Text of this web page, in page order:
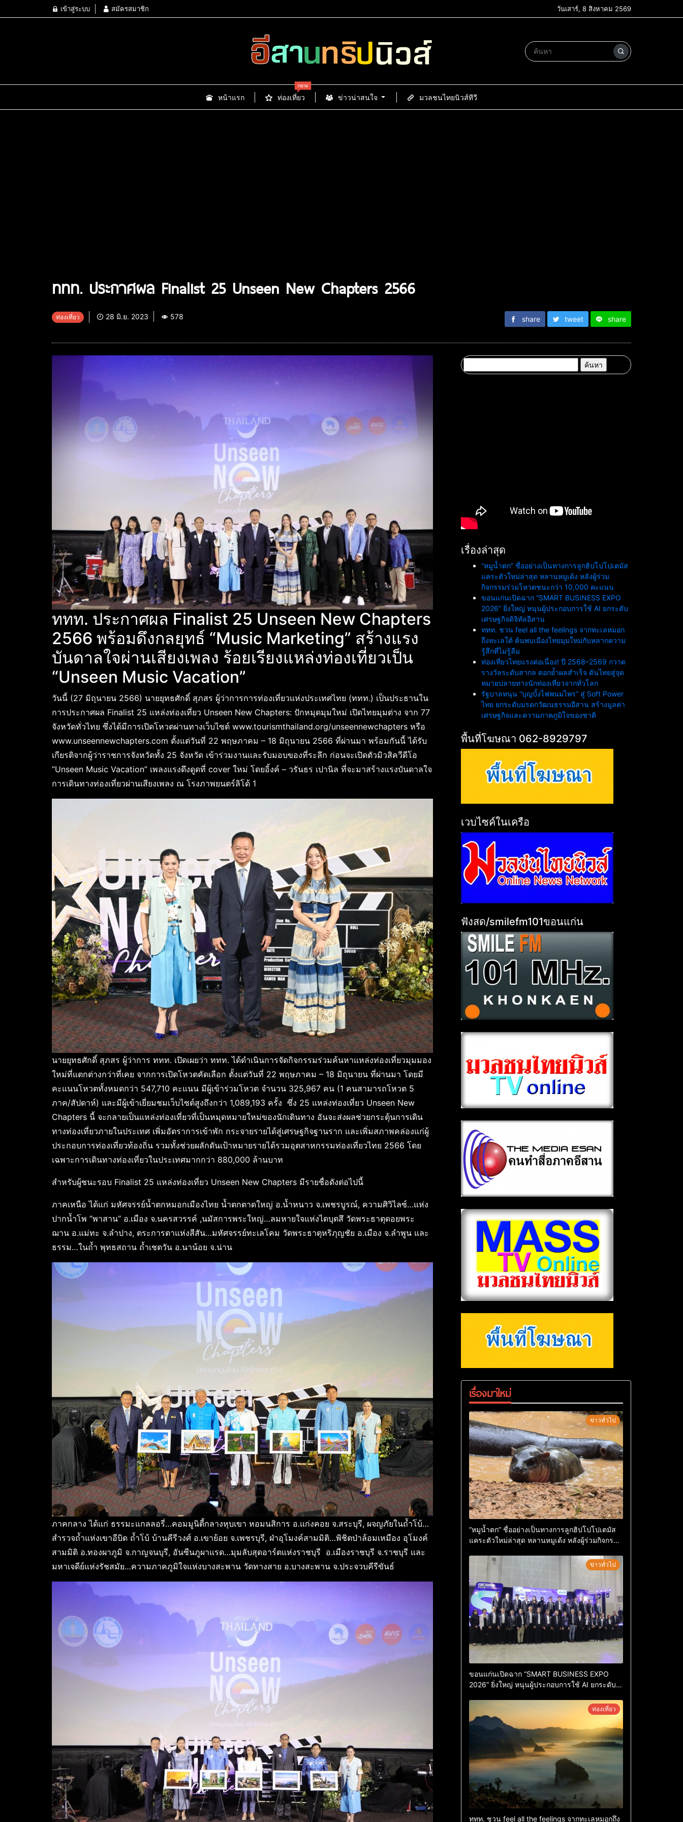
เข้าสู่ระบบ สมัครสมาชิก วันเสาร์, 8 สิงหาคม 2569
หน้าแรก ท่องเที่ยว
new
ข่าวน่าสนใจ มวลชนไทยนิวส์ทีวี
ททท. ประกาศผล Finalist 25 Unseen New Chapters 2566
ท่องเที่ยว 28 มิ.ย. 2023 578 share tweet share
ททท. ประกาศผล Finalist 25 Unseen New Chapters
2566 พร้อมดึงกลยุทธ์ “Music Marketing” สร้างแรง
บันดาลใจผ่านเสียงเพลง ร้อยเรียงแหล่งท่องเที่ยวเป็น
“Unseen Music Vacation”
วันนี้ (27 มิถุนายน 2566) นายยุทธศักดิ์ สุภสร ผู้ว่าการการท่องเที่ยวแห่งประเทศไทย (ททท.) เป็นประธานใน
การประกาศผล Finalist 25 แหล่งท่องเที่ยว Unseen New Chapters: ปักหมุดมุมใหม่ เปิดไทยมุมต่าง จาก 77
จังหวัดทั่วไทย ซึ่งได้มีการเปิดโหวตผ่านทางเว็บไซต์ www.tourismthailand.org/unseennewchapters หรือ
www.unseennewchapters.com ตั้งแต่วันที่ 22 พฤษภาคม – 18 มิถุนายน 2566 ที่ผ่านมา พร้อมกันนี้ ได้รับ
เกียรติจากผู้ว่าราชการจังหวัดทั้ง 25 จังหวัด เข้าร่วมงานและรับมอบของที่ระลึก ก่อนจะเปิดตัวมิวสิควีดีโอ
“Unseen Music Vacation” เพลงแรงดึงดูดที่ cover ใหม่ โดยอิ้งค์ – วรันธร เปานิล ที่จะมาสร้างแรงบันดาลใจ
การเดินทางท่องเที่ยวผ่านเสียงเพลง ณ โรงภาพยนตร์ลิโด้ 1
นายยุทธศักดิ์ สุภสร ผู้ว่าการ ททท. เปิดเผยว่า ททท. ได้ดำเนินการจัดกิจกรรมร่วมค้นหาแหล่งท่องเที่ยวมุมมอง
ใหม่ที่แตกต่างกว่าที่เคย จากการเปิดโหวตคัดเลือก ตั้งแต่วันที่ 22 พฤษภาคม – 18 มิถุนายน ที่ผ่านมา โดยมี
คะแนนโหวตทั้งหมดกว่า 547,710 คะแนน มีผู้เข้าร่วมโหวต จำนวน 325,967 คน (1 คนสามารถโหวต 5
ภาค/สัปดาห์) และมีผู้เข้าเยี่ยมชมเว็บไซต์สูงถึงกว่า 1,089,193 ครั้ง ซึ่ง 25 แหล่งท่องเที่ยว Unseen New
Chapters นี้ จะกลายเป็นแหล่งท่องเที่ยวที่เป็นหมุดหมายใหม่ของนักเดินทาง อันจะส่งผลช่วยกระตุ้นการเดิน
ทางท่องเที่ยวภายในประเทศ เพิ่มอัตราการเข้าพัก กระจายรายได้สู่เศรษฐกิจฐานราก และเพิ่มสภาพคล่องแก่ผู้
ประกอบการท่องเที่ยวท้องถิ่น รวมทั้งช่วยผลักดันเป้าหมายรายได้รวมอุตสาหกรรมท่องเที่ยวไทย 2566 โดย
เฉพาะการเดินทางท่องเที่ยวในประเทศมากกว่า 880,000 ล้านบาท
สำหรับผู้ชนะรอบ Finalist 25 แหล่งท่องเที่ยว Unseen New Chapters มีรายชื่อดังต่อไปนี้
ภาคเหนือ ได้แก่ มหัศจรรย์น้ำตกหมอกเมืองไทย น้ำตกตาดใหญ่ อ.น้ำหนาว จ.เพชรบูรณ์, ความศิวิไลซ์…แห่ง
ปากน้ำโพ “พาสาน” อ.เมือง จ.นครสวรรค์ ,นมัสการพระใหญ่…ลมหายใจแห่งไดบุตสึ วัดพระธาตุดอยพระ
ฌาน อ.แม่ทะ จ.ลำปาง, ตระการตาแห่งสีสัน…มหัศจรรย์ทะเลโคม วัดพระธาตุหริภุญชัย อ.เมือง จ.ลำพูน และ
ธรรม…ในถ้ำ พุทธสถาน ถ้ำเชตวัน อ.นาน้อย จ.น่าน
ภาคกลาง ได้แก่ ธรรมะแกลลอรี่…คอมมูนิตี้กลางหุบเขา หอมนสิการ อ.แก่งคอย จ.สระบุรี, ผจญภัยในถ้ำโบ้…
สำรวจถ้ำแห่งเขาอีบิด ถ้ำโบ้ บ้านคีรีวงศ์ อ.เขาย้อย จ.เพชรบุรี, ฝ่าอุโมงค์สามมิติ…พิชิตป่าล้อมเหมือง อุโมงค์
สามมิติ อ.ทองผาภูมิ จ.กาญจนบุรี, อันซีนภูผาแรด…มุมลับสุดอาร์ตแห่งราชบุรี อ.เมืองราชบุรี จ.ราชบุรี และ
มหาเจดีย์แห่งรัชสมัย…ความภาคภูมิใจแห่งบางสะพาน วัดทางสาย อ.บางสะพาน จ.ประจวบคีรีขันธ์
สำหรับ:
เรื่องล่าสุด
“หมูน้ำตก” ชื่ออย่างเป็นทางการลูกฮิปโปโปเตมัส
แคระตัวใหม่ล่าสุด หลานหมูเด้ง หลังผู้ร่วม
กิจกรรมร่วมโหวตชนะกว่า 10,000 คะแนน
ขอนแก่นเปิดฉาก “SMART BUSINESS EXPO
2026” ยิ่งใหญ่ หนุนผู้ประกอบการใช้ AI ยกระดับ
เศรษฐกิจดิจิทัลอีสาน
ททท. ชวน feel all the feelings จากทะเลหมอก
ถึงทะเลใต้ ค้นพบเมืองไทยมุมใหม่กับหลากความ
รู้สึกที่ไม่รู้ลืม
ท่องเที่ยวไทยแรงต่อเนื่อง! ปี 2568–2569 กวาด
รางวัลระดับสากล ตอกย้ำผลสำเร็จ ดันไทยสู่จุด
หมายปลายทางนักท่องเที่ยวจากทั่วโลก
รัฐบาลหนุน “บุญบั้งไฟพนมไพร” สู่ Soft Power
ไทย ยกระดับมรดกวัฒนธรรมอีสาน สร้างมูลค่า
เศรษฐกิจและความภาคภูมิใจของชาติ
พื้นที่โฆษณา 062-8929797
เวบไซค์ในเครือ
ฟังสด/smilefm101ขอนแก่น
เรื่องมาใหม่
ข่าวทั่วไป
“หมูน้ำตก” ชื่ออย่างเป็นทางการลูกฮิปโปโปเตมัส
แคระตัวใหม่ล่าสุด หลานหมูเด้ง หลังผู้ร่วมกิจกรรม
ข่าวทั่วไป
ขอนแก่นเปิดฉาก “SMART BUSINESS EXPO
2026” ยิ่งใหญ่ หนุนผู้ประกอบการใช้ AI ยกระดับ
ท่องเที่ยว
ททท. ชวน feel all the feelings จากทะเลหมอกถึง